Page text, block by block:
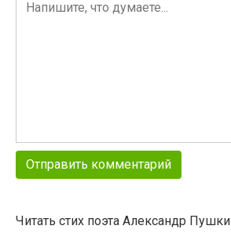
Читать стих поэта Александр